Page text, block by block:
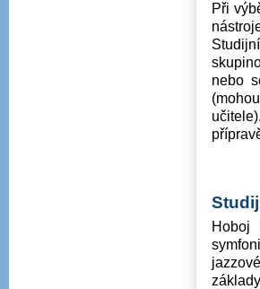
Při
nebo
Hoboj